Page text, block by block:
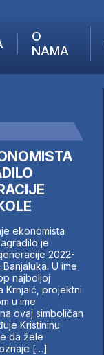
O
NAMA
ekonomista
je
2022-
U ime
najboljoj
Krnjaić, projektni
u ime
ovaj simboličan
Kristininu
da žele
[…]